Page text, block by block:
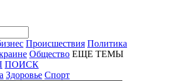
Происшествия Политика
Общество ЕЩЕ ТЕМЫ
ПОИСК
Здоровье Спорт